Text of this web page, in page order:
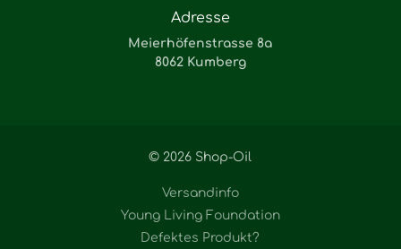
Adresse
Meierhöfenstrasse 8a
8062 Kumberg
© 2026 Shop-Oil
Versandinfo
Young Living Foundation
Defektes Produkt?